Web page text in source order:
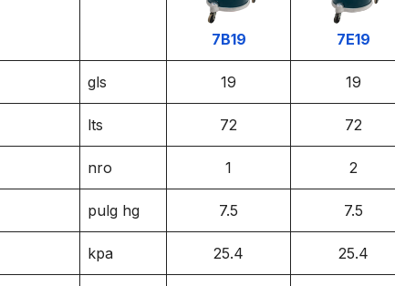
7B19 7E19
gls 19 19
lts 72 72
nro 1 2
pulg hg 7.5 7.5
kpa 25.4 25.4